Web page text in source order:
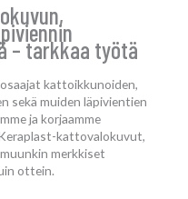
– tarkkaa työtä
kattoikkunoiden,
sekä muiden läpivientien
ja korjaamme
kattovalokuvut,
merkkiset
ottein.